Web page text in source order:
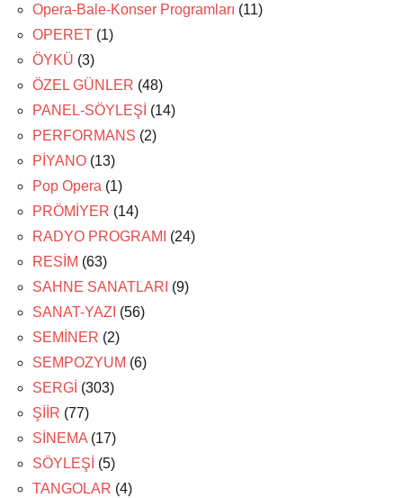
Opera-Bale-Konser Programları (11)
OPERET (1)
ÖYKÜ (3)
ÖZEL GÜNLER (48)
PANEL-SÖYLEŞİ (14)
PERFORMANS (2)
PİYANO (13)
Pop Opera (1)
PRÖMİYER (14)
RADYO PROGRAMI
(24)
RESİM (63)
SAHNE SANATLARI (9)
SANAT-YAZI (56)
SEMİNER (2)
SEMPOZYUM (6)
SERGİ (303)
ŞİİR (77)
SİNEMA (17)
SÖYLEŞİ (5)
TANGOLAR (4)